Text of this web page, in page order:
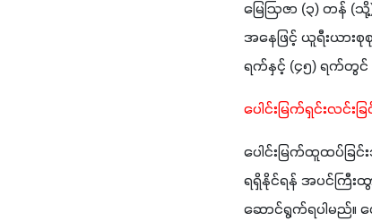
မြေဩဇာ (၃) တန် (
အနေဖြင့် ယူရီးယားစု
ရက်နှင့် (၄၅) ရက်တွင်
ပေါင်းမြက်ရှင်းလင်းခြ
ပေါင်းမြက်ထူထပ်ခ
ရရှိနိုင်ရန် အပင်ကြီးထွ
ဆောင်ရွက်ရပါမည်။